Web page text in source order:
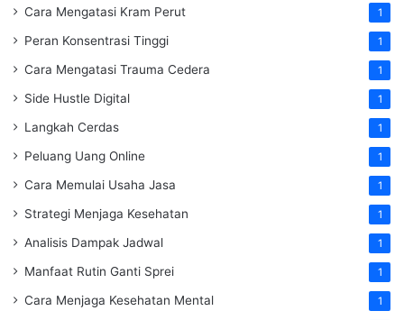
Cara Mengatasi Kram Perut 1
Peran Konsentrasi Tinggi 1
Cara Mengatasi Trauma Cedera 1
Side Hustle Digital 1
Langkah Cerdas 1
Peluang Uang Online 1
Cara Memulai Usaha Jasa 1
Strategi Menjaga Kesehatan 1
Analisis Dampak Jadwal 1
Manfaat Rutin Ganti Sprei 1
Cara Menjaga Kesehatan Mental 1